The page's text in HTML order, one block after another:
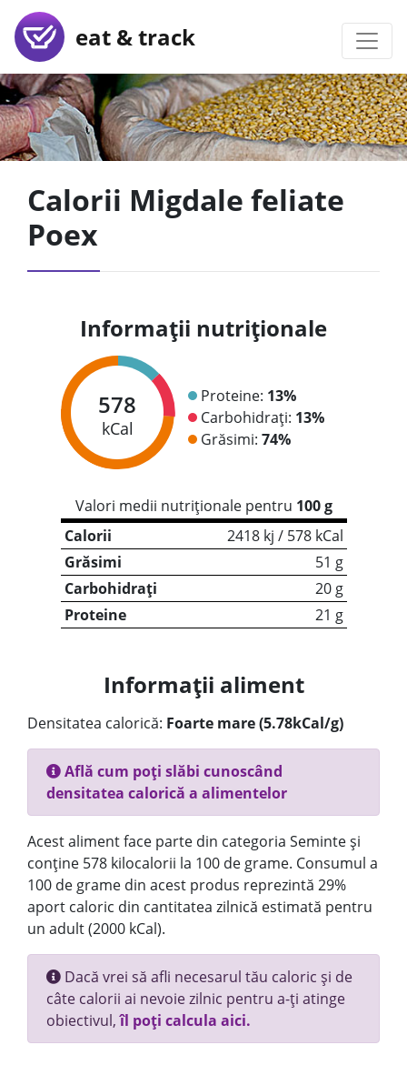
eat & track
Calorii Migdale feliate
Poex
Informații nutriționale
578
kCal
Proteine: 13%
Carbohidrați: 13%
Grăsimi: 74%
Valori medii nutriționale pentru 100 g
Calorii
2418 kj / 578 kCal
Grăsimi
51 g
Carbohidrați
20 g
Proteine
21 g
Informații aliment
Densitatea calorică: Foarte mare (5.78kCal/g)
Află cum poți slăbi cunoscând
densitatea calorică a alimentelor
Acest aliment face parte din categoria Seminte și
conține 578 kilocalorii la 100 de grame. Consumul a
100 de grame din acest produs reprezintă 29%
aport caloric din cantitatea zilnică estimată pentru
un adult (2000 kCal).
Dacă vrei să afli necesarul tău caloric și de
câte calorii ai nevoie zilnic pentru a-ți atinge
obiectivul,îl poți calcula aici.